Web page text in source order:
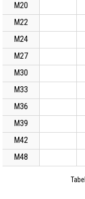
M20
M22
M24
M27
M30
M33
M36
M39
M42
M48